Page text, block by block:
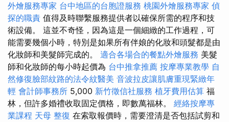
外燴服務專家 台中地區的台胞證服務 桃園外燴服務專家 偵
探的職責 值得及時聯繫服務提供者以確保所需的程序和技
術設備。 這並不奇怪，因為這是一個細緻的工作過程，可
能需要幾個小時，特別是如果所有伴娘的化妝和頭髮都是由
化妝師和美髮師完成的。 適合各場合的餐點外燴服務 美髮
師和化妝師的每小時起價為 台中推拿推薦 按摩專業教學 自
然修復臉部紋路的法令紋醫美 音波拉皮讓肌膚重現緊緻年
輕 會計師事務所 5,000 新竹徵信社服務 植牙費用估算 福
林，但許多婚禮收取固定價格，即數萬福林。 經絡按摩專
業課程 天母 整復 在索取報價時，需要澄清是否包括試剪和